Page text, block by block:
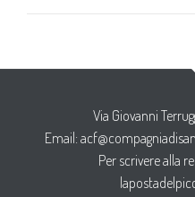
Via Giovanni
Email:
Per scrivere alla